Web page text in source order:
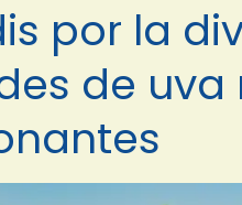
por la
de